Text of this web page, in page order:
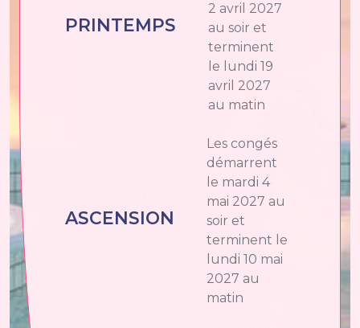
PRINTEMPS
2 avril 2027
au soir et
terminent
le lundi 19
avril 2027
au matin
ASCENSION
Les congés
démarrent
le mardi 4
mai 2027 au
soir et
terminent le
lundi 10 mai
2027 au
matin